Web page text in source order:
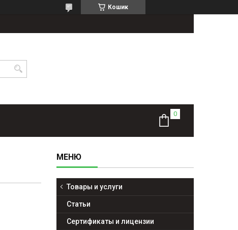
Кошик
Товары и услуги
Статьи
Сертификаты и лицензии